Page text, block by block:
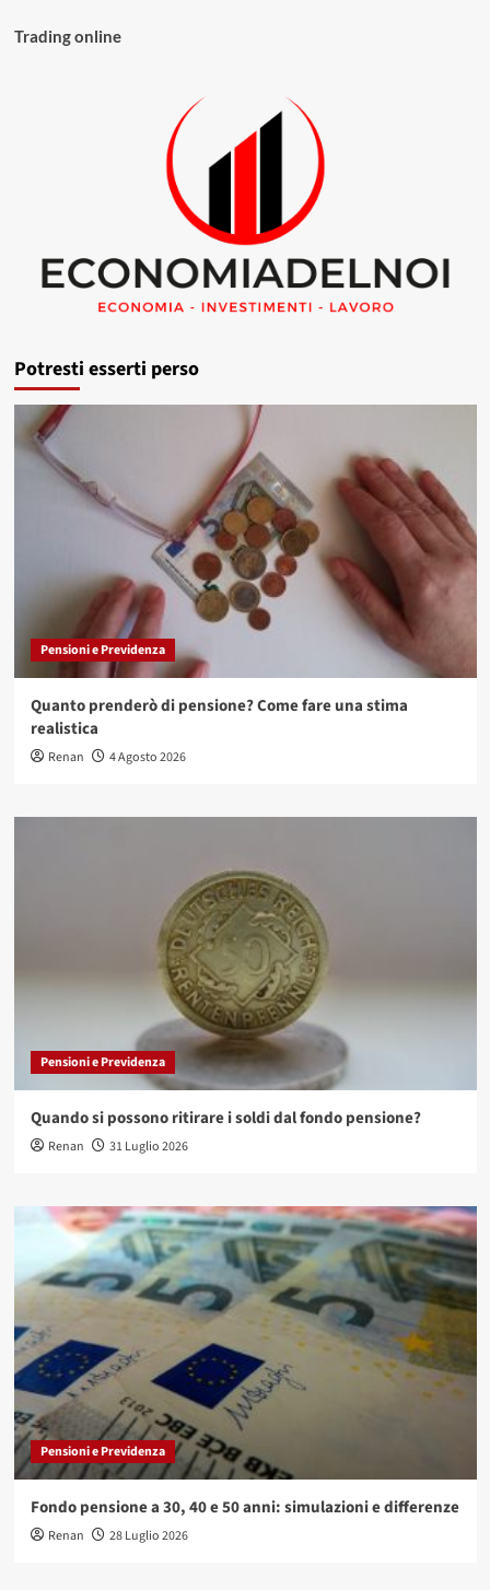
Trading online
Potresti esserti perso
Pensioni e Previdenza
Quanto prenderò di pensione? Come fare una stima
realistica
Renan 4 Agosto 2026
Pensioni e Previdenza
Quando si possono ritirare i soldi dal fondo pensione?
Renan 31 Luglio 2026
Pensioni e Previdenza
Fondo pensione a 30, 40 e 50 anni: simulazioni e differenze
Renan 28 Luglio 2026